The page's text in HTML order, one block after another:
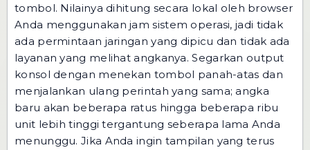
tombol. Nilainya dihitung secara lokal oleh browser
Anda menggunakan jam sistem operasi, jadi tidak
ada permintaan jaringan yang dipicu dan tidak ada
layanan yang melihat angkanya. Segarkan output
konsol dengan menekan tombol panah-atas dan
menjalankan ulang perintah yang sama; angka
baru akan beberapa ratus hingga beberapa ribu
unit lebih tinggi tergantung seberapa lama Anda
menunggu. Jika Anda ingin tampilan yang terus